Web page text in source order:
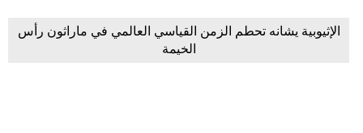
الإثيوبية يشانه تحطم الزمن القياسي العالمي في ماراثون رأس
الخيمة